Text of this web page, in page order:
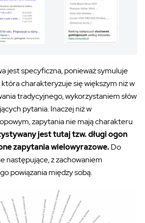
jest specyficzna, ponieważ symuluje
charakteryzuje się większym niż w
tradycyjnego, wykorzystaniem słów
pytania. Inaczej niż w
zapytania nie mają charakteru
jest tutaj tzw. długi ogon
zapytania wielowyrazowe.Do
następujące, z zachowaniem
powiązania między sobą.